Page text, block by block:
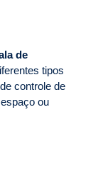
de
tipos
controle de
ou